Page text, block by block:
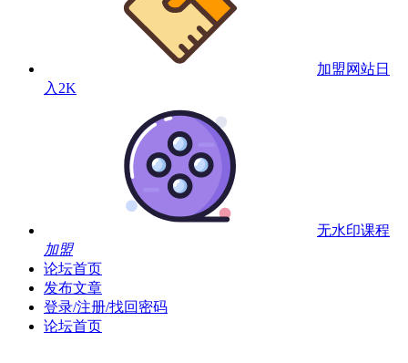
加盟网站日
入2K
无水印课程
加盟
论坛首页
发布文章
登录/注册/找回密码
论坛首页